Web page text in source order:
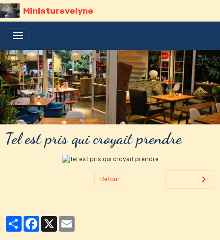
Miniaturevelyne
Tel est pris qui croyait prendre
Retour
PartagerFacebook